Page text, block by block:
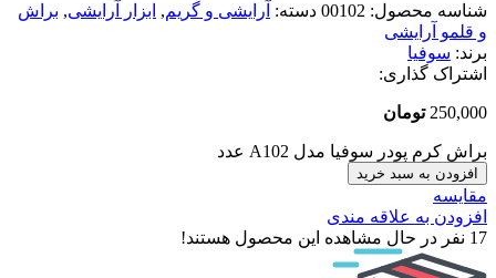
شناسه محصول: 00102 دسته: آرایشی و گریم, ابزار آرایشی, براش
و قلمو آرایشی
برند: سوفیا
اشتراک گذاری:
250,000 تومان
براش کرم پودر سوفیا مدل A102 عدد
افزودن به سبد خرید
مقایسه
افزودن به علاقه مندی
17 نفر در حال مشاهده این محصول هستند!